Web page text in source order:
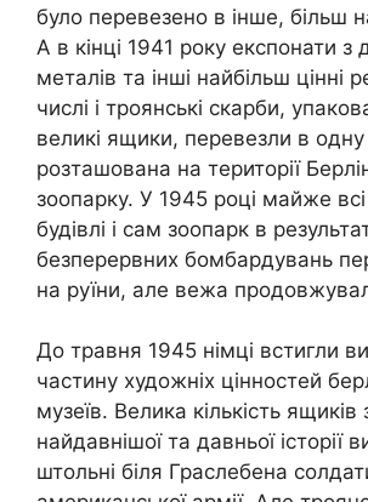
було перевезено в інше, більш
А в кінці 1941 року експонати з
металів та інші найбільш цінні
числі і троянські скарби,
великі ящики, перевезли в
розташована на території
зоопарку. У 1945 році майже
будівлі і сам зоопарк в
безперервних бомбардувань
на руїни, але вежа
До травня 1945 німці встигли
частину художніх цінностей
музеїв. Велика кількість
найдавнішої та давньої історії
штольні біля Граслебена